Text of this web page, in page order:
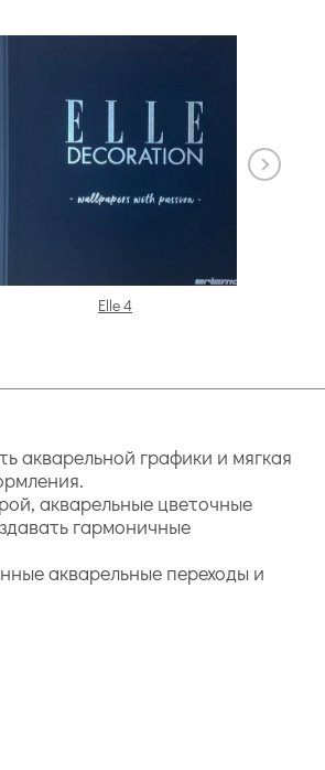
Elle 4
акварельной графики и мягкая
акварельные цветочные
гармоничные
акварельные переходы и